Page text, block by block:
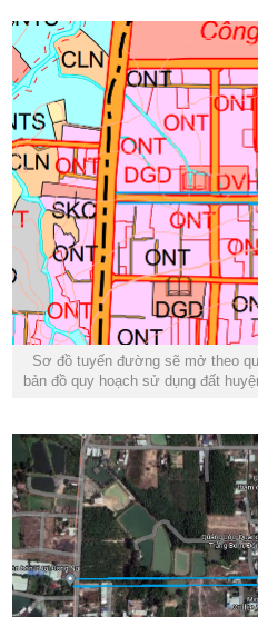
Sơ đồ tuyến đường sẽ mở theo
bản đồ quy hoạch sử dụng đất